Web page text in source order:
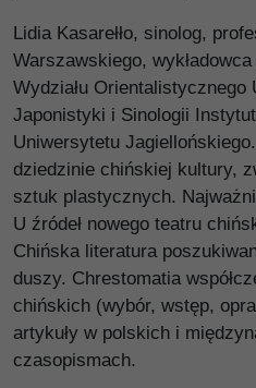
Lidia Kasarełło, sinolog,
Warszawskiego,
Wydziału Orientalistycznego
Japonistyki i Sinologii
Uniwersytetu
dziedzinie chińskiej kultury,
sztuk plastycznych.
U źródeł nowego teatru
Chińska literatura
duszy. Chrestomatia
chińskich (wybór, wstęp,
artykuły w polskich i
czasopismach.